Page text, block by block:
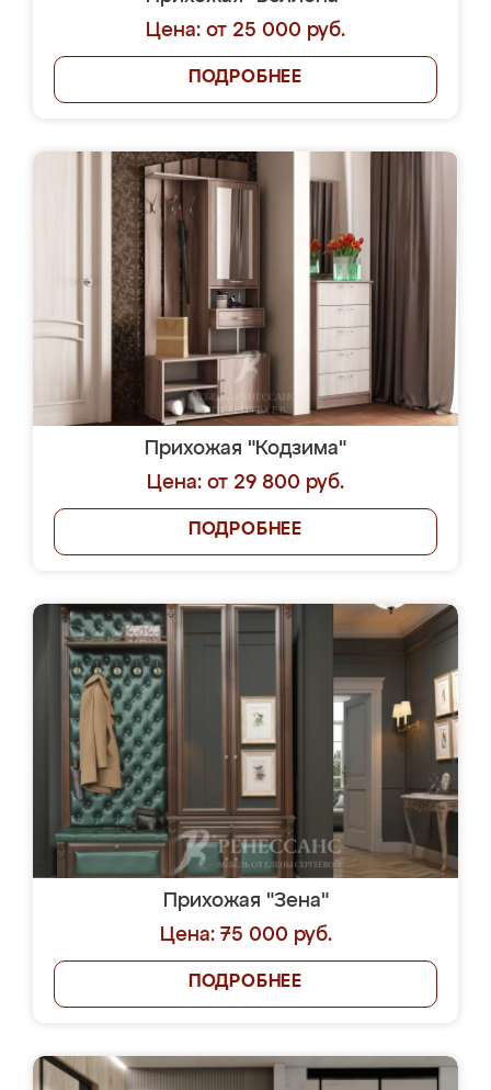
Цена: от 25 000 руб.
ПОДРОБНЕЕ
Прихожая "Кодзима"
Цена: от 29 800 руб.
ПОДРОБНЕЕ
Прихожая "Зена"
Цена: 75 000 руб.
ПОДРОБНЕЕ